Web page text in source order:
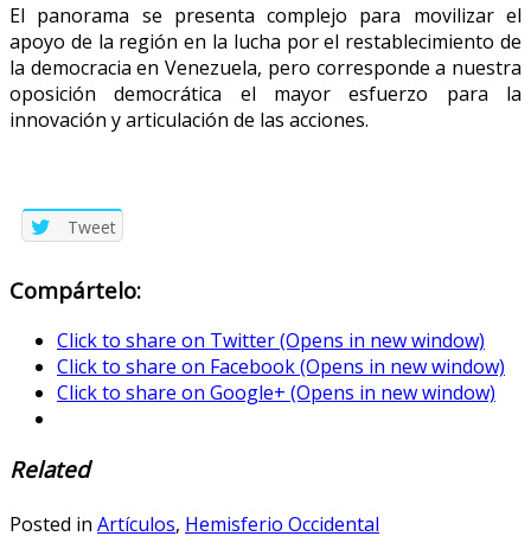
El panorama se presenta complejo para movilizar el
apoyo de la región en la lucha por el restablecimiento de
la democracia en Venezuela, pero corresponde a nuestra
oposición democrática el mayor esfuerzo para la
innovación y articulación de las acciones.
Tweet
Compártelo:
Click to share on Twitter (Opens in new window)
Click to share on Facebook (Opens in new window)
Click to share on Google+ (Opens in new window)
Related
Posted in Artículos, Hemisferio Occidental